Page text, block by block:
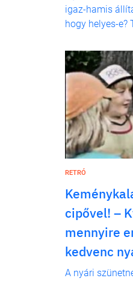
igaz-hamis
hogy helyes-e?
RETRÓ
cipővel! –
mennyire
kedvenc
A nyári